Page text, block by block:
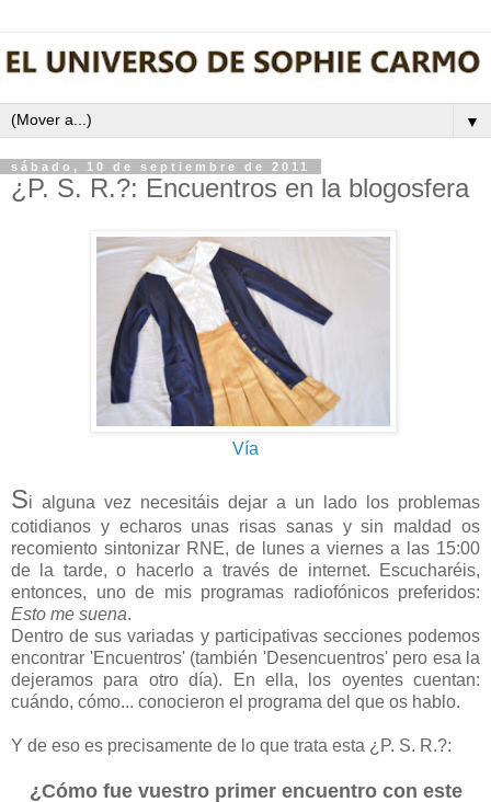
▼
sábado, 10 de septiembre de 2011
¿P. S. R.?: Encuentros en la blogosfera
Vía
Si alguna vez necesitáis dejar a un lado los problemas
cotidianos y echaros unas risas sanas y sin maldad os
recomiento sintonizar RNE, de lunes a viernes a las 15:00
de la tarde, o hacerlo a través de internet. Escucharéis,
entonces, uno de mis programas radiofónicos preferidos:
Esto me suena.
Dentro de sus variadas y participativas secciones podemos
encontrar 'Encuentros' (también 'Desencuentros' pero esa la
dejeramos para otro día). En ella, los oyentes cuentan:
cuándo, cómo... conocieron el programa del que os hablo.
Y de eso es precisamente de lo que trata esta ¿P. S. R.?:
¿Cómo fue vuestro primer encuentro con este